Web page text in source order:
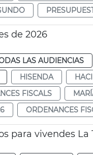
de 2026
LAS AUDIENCIAS
HISENDA
FISCALS
ORDENANCES
para vivendes La